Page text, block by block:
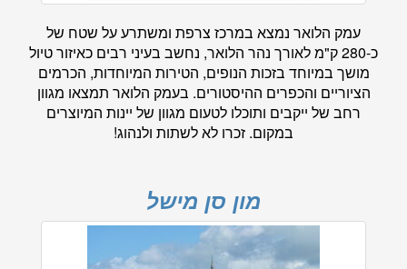
עמק הלואר נמצא במרכז צרפת ומשתרע על שטח של
כ-280 ק"מ לאורך נהר הלואר, נחשב בעיני רבים כאיזור טיול
מושך במיוחד בזכות הנופים, הטירות המיוחדות, הכרמים
הציוריים והכפרים ההיסטורים. בעמק הלואר תמצאו מגוון
רחב של ייקבים ותוכלו לטעום מגוון של יינות המיוצרים
במקום. זכרו לא לשתות ולנהוג!
מון סן מישל